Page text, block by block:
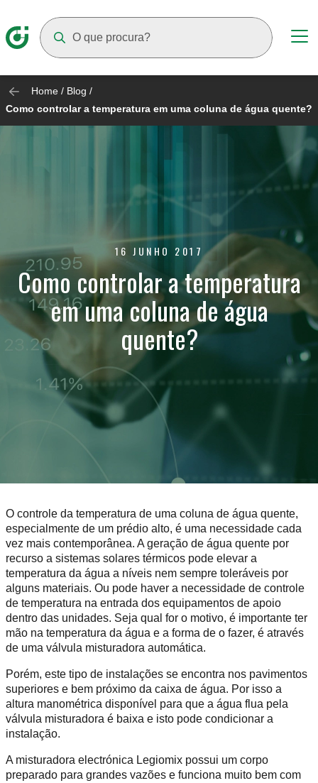
Home / Blog /
Como controlar a temperatura em uma coluna de água quente?
16 JUNHO 2017
Como controlar a temperatura
em uma coluna de água
quente?
O controle da temperatura de uma coluna de água quente,
especialmente de um prédio alto, é uma necessidade cada
vez mais contemporânea. A geração de água quente por
recurso a sistemas solares térmicos pode elevar a
temperatura da água a níveis nem sempre toleráveis por
alguns materiais. Ou pode haver a necessidade de controle
de temperatura na entrada dos equipamentos de apoio
dentro das unidades. Seja qual for o motivo, é importante ter
mão na temperatura da água e a forma de o fazer, é através
de uma válvula misturadora automática.
Porém, este tipo de instalações se encontra nos pavimentos
superiores e bem próximo da caixa de água. Por isso a
altura manométrica disponível para que a água flua pela
válvula misturadora é baixa e isto pode condicionar a
instalação.
A misturadora electrónica Legiomix possui um corpo
preparado para grandes vazões e funciona muito bem com